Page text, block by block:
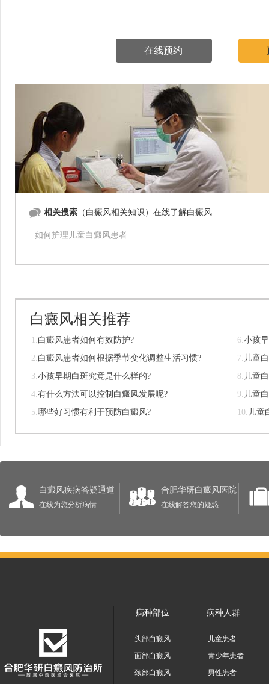
在线预约
相关搜索 （白癜风相关知识）在线了解白癜风
白癜风相关推荐
1. 白癜风患者如何有效防护?
2. 白癜风患者如何根据季节变化调整生活习惯?
3.小孩早期白斑究竟是什么样的?
4.有什么方法可以控制白癜风发展呢?
5.哪些好习惯有利于预防白癜风?
6.小孩
7. 儿童
8. 儿童
9. 儿童
10. 儿童
白癜风疾病答疑通道
在线为您分析病情
合肥华研白癜风医院
在线解答您的疑惑
病种部位 病种人群
头部白癜风
面部白癜风
颈部白癜风
儿童患者
青少年患者
男性患者